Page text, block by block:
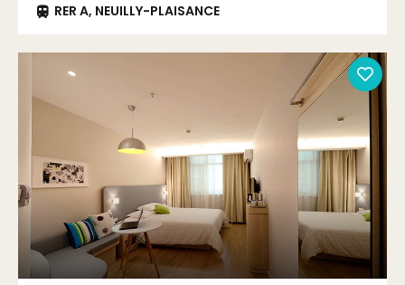
RER A, NEUILLY-PLAISANCE